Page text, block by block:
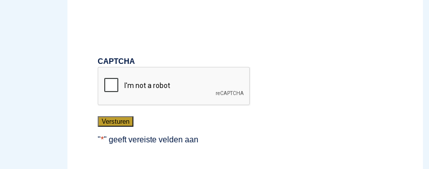
"*" geeft vereiste velden aan
CAPTCHA